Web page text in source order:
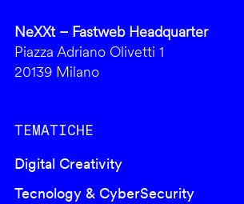
NeXXt – Fastweb Headquarter
Piazza Adriano Olivetti 1
20139 Milano
TEMATICHE
Digital Creativity
Tecnology & CyberSecurity